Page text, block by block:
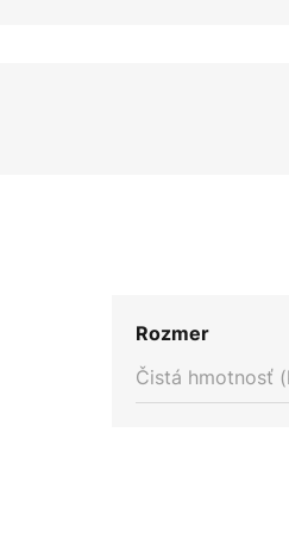
Rozmer
Čistá hmotnosť